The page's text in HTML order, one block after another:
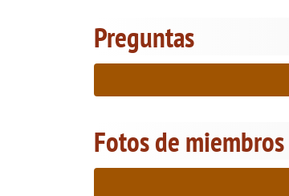
Preguntas
Fotos de miembros